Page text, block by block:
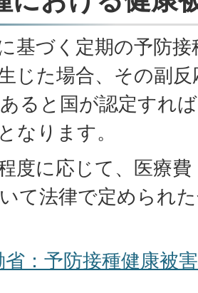
基づく定期の予防
じた場合、その副
ると国が認定すれ
なります。
度に応じて、医療
て法律で定められ
省：予防接種健康被